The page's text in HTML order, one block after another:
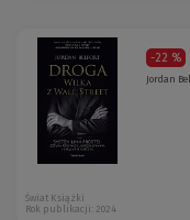
-22 %
Jordan
Świat Książki
Rok publikacji: 2024